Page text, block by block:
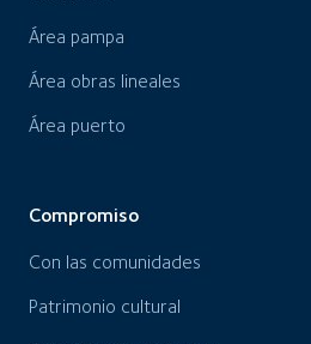
Área pampa
Área obras lineales
Área puerto
Compromiso
Con las comunidades
Patrimonio cultural